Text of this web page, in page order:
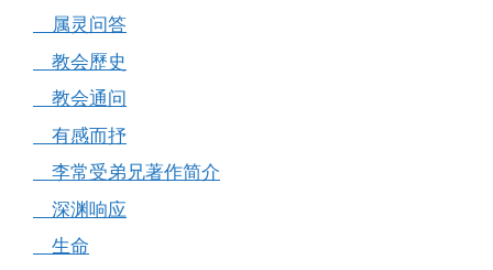
属灵问答
教会歷史
教会通问
有感而抒
李常受弟兄著作简介
深渊响应
生命